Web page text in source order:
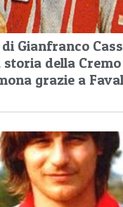
Gianfranco
della Cremo
grazie a